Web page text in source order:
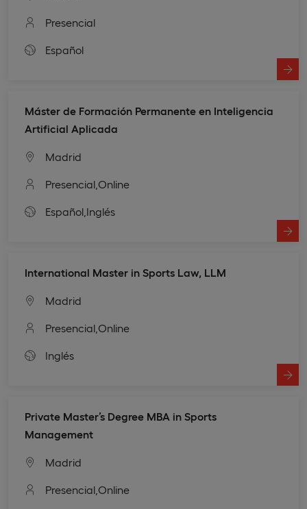
Presencial
Español
Máster de Formación Permanente en Inteligencia
Artificial Aplicada
Madrid
Presencial, Online
Español, Inglés
International Master in Sports Law, LLM
Madrid
Presencial, Online
Inglés
Private Master’s Degree MBA in Sports
Management
Madrid
Presencial, Online